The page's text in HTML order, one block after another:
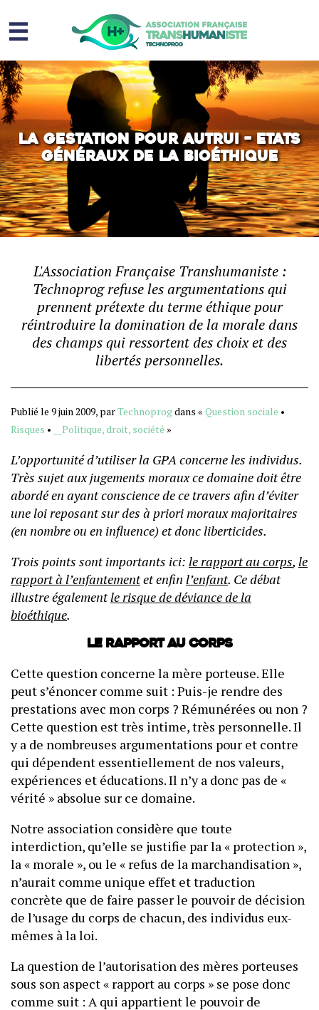
☰
Homme augmenté
Immortalité ?
Question sociale
L’association
La gestation pour autrui – Etats
Généraux de la Bioéthique
L'Association Française Transhumaniste :
Technoprog refuse les argumentations qui
prennent prétexte du terme éthique pour
réintroduire la domination de la morale dans
des champs qui ressortent des choix et des
libertés personnelles.
Publié le 9 juin 2009, parTechnoprogdans « Question sociale •
Risques • __Politique, droit, société »
L’opportunité d’utiliser la GPA concerne les individus.
Très sujet aux jugements moraux ce domaine doit être
abordé en ayant conscience de ce travers afin d’éviter
une loi reposant sur des à priori moraux majoritaires
(en nombre ou en influence) et donc liberticides.
Trois points sont importants ici: le rapport au corps, le
rapport à l’enfantementet enfin l’enfant. Ce débat
illustre égalementle risque de déviance de la
bioéthique.
Le rapport au corps
Cette question concerne la mère porteuse. Elle
peut s’énoncer comme suit : Puis-je rendre des
prestations avec mon corps ? Rémunérées ou non ?
Cette question est très intime, très personnelle. Il
y a de nombreuses argumentations pour et contre
qui dépendent essentiellement de nos valeurs,
expériences et éducations. Il n’y a donc pas de «
vérité » absolue sur ce domaine.
Notre association considère que toute
interdiction, qu’elle se justifie par la « protection »,
la « morale », ou le « refus de la marchandisation »,
n’aurait comme unique effet et traduction
concrète que de faire passer le pouvoir de décision
de l’usage du corps de chacun, des individus eux-
mêmes à la loi.
La question de l’autorisation des mères porteuses
sous son aspect « rapport au corps » se pose donc
comme suit : A qui appartient le pouvoir de